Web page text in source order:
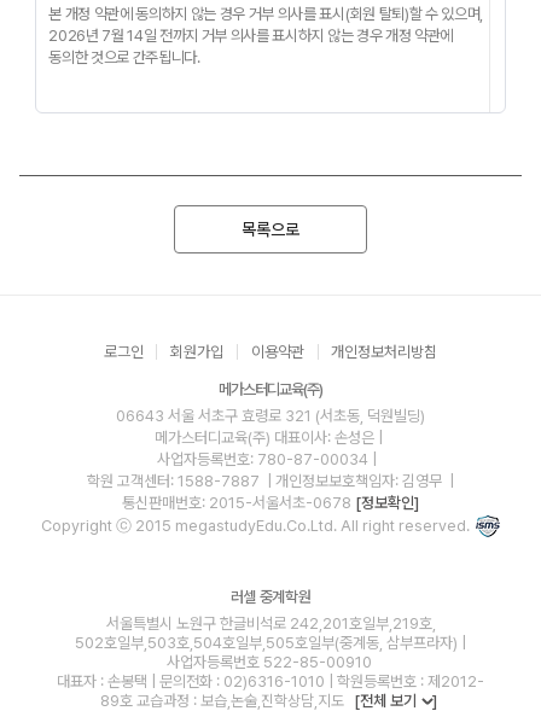
본 개정 약관에 동의하지 않는 경우 거부 의사를 표시(회원 탈퇴)할 수 있으며,
2026년 7월 14일 전까지 거부 의사를 표시하지 않는 경우 개정 약관에
동의한 것으로 간주됩니다.
목록으로
로그인 회원가입 이용약관 개인정보처리방침
메가스터디교육(주)
06643 서울 서초구 효령로 321 (서초동, 덕원빌딩)
메가스터디교육(주) 대표이사: 손성은 |
사업자등록번호: 780-87-00034
학원 고객센터: 1588-7887
| 개인정보보호책임자: 김영무
통신판매번호: 2015-서울서초-0678 [정보확인]
Copyright ⓒ 2015 megastudyEdu.Co.Ltd. All right reserved.
러셀 중계학원
서울특별시 노원구 한글비석로 242,201호일부,219호,
502호일부,503호,504호일부,505호일부(중계동, 삼부프라자) |
사업자등록번호 522-85-00910
대표자 : 손봉택 | 문의전화 : 02)6316-1010 | 학원등록번호 : 제2012-
89호 교습과정 : 보습,논술,진학상담,지도 [전체 보기 ]